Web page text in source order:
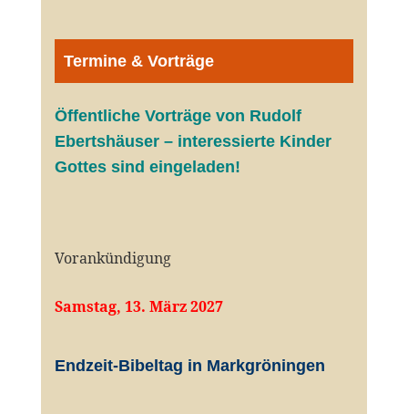
Termine & Vorträge
Öffentliche Vorträge von Rudolf
Ebertshäuser – interessierte Kinder
Gottes sind eingeladen!
Vorankündigung
Samstag, 13. März 2027
Endzeit-Bibeltag in Markgröningen